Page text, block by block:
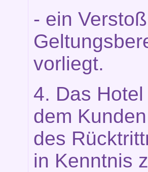
- ein
vorliegt.
4. Das
dem
des
in Kenntnis